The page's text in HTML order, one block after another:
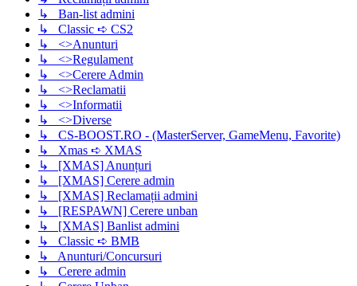
↳ Ban-list admini
↳ Classic ➪ CS2
↳ <>Anunturi
↳ <>Regulament
↳ <>Cerere Admin
↳ <>Reclamatii
↳ <>Informatii
↳ <>Diverse
↳ CS-BOOST.RO - (MasterServer, GameMenu, Favorite)
↳ Xmas ➪ XMAS
↳ [XMAS] Anunțuri
↳ [XMAS] Cerere admin
↳ [XMAS] Reclamații admini
↳ [RESPAWN] Cerere unban
↳ [XMAS] Banlist admini
↳ Classic ➪ BMB
↳ Anunturi/Concursuri
↳ Cerere admin